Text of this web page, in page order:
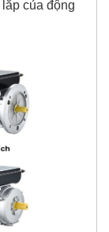
của động